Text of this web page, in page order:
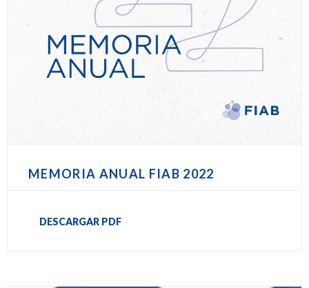
MEMORIA ANUAL FIAB 2022
DESCARGAR PDF